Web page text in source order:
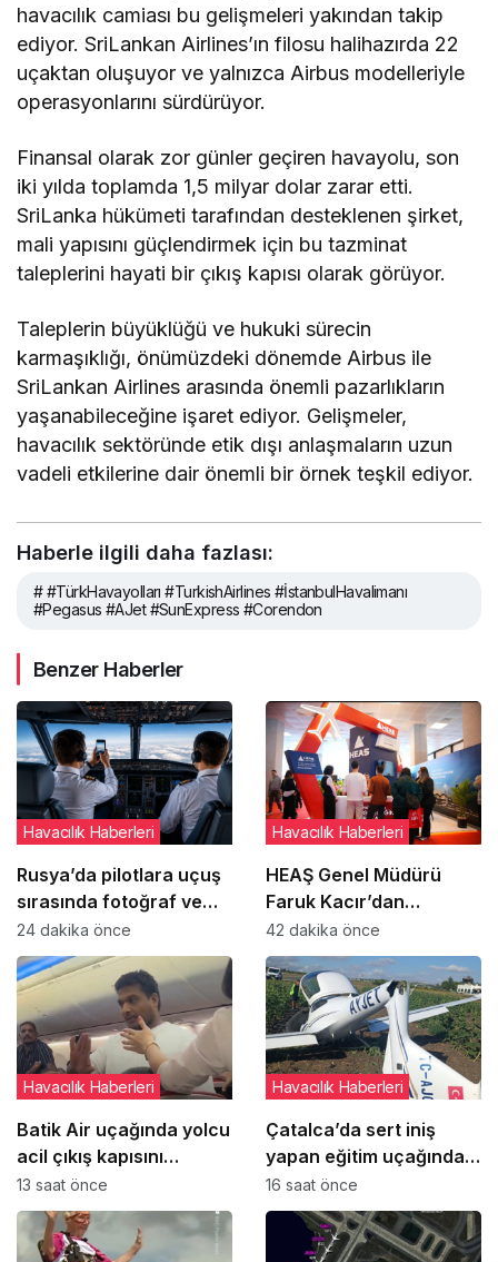
havacılık camiası bu gelişmeleri yakından takip
ediyor. SriLankan Airlines’ın filosu halihazırda 22
uçaktan oluşuyor ve yalnızca Airbus modelleriyle
operasyonlarını sürdürüyor.
Finansal olarak zor günler geçiren havayolu, son
iki yılda toplamda 1,5 milyar dolar zarar etti.
SriLanka hükümeti tarafından desteklenen şirket,
mali yapısını güçlendirmek için bu tazminat
taleplerini hayati bir çıkış kapısı olarak görüyor.
Taleplerin büyüklüğü ve hukuki sürecin
karmaşıklığı, önümüzdeki dönemde Airbus ile
SriLankan Airlines arasında önemli pazarlıkların
yaşanabileceğine işaret ediyor. Gelişmeler,
havacılık sektöründe etik dışı anlaşmaların uzun
vadeli etkilerine dair önemli bir örnek teşkil ediyor.
Haberle ilgili daha fazlası:
# #TürkHavayolları #TurkishAirlines #İstanbulHavalimanı
#Pegasus #AJet #SunExpress #Corendon
Benzer Haberler
Rusya’da pilotlara uçuş
sırasında fotoğraf ve
video çekme yasağı
getirildi
Havacılık Haberleri
24 dakika önce
HEAŞ Genel Müdürü
Faruk Kacır’dan
gençlere ‘başarısız olma
hakkı’ mesajı
Havacılık Haberleri
42 dakika önce
Batik Air uçağında yolcu
acil çıkış kapısını
açmaya çalıştı
Havacılık Haberleri
13 saat önce
Çatalca’da sert iniş
yapan eğitim uçağındaki
öğrenci pilot yaralandı
Havacılık Haberleri
16 saat önce